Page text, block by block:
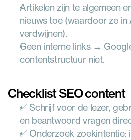
Artikelen zijn te algemeen
nieuws toe (waardoor ze in
verdwijnen).
Geen interne links →
contentstructuur niet.
Checklist SEO content
✅ Schrijf voor de lezer,
en beantwoord vragen
✅ Onderzoek zoekintentie: